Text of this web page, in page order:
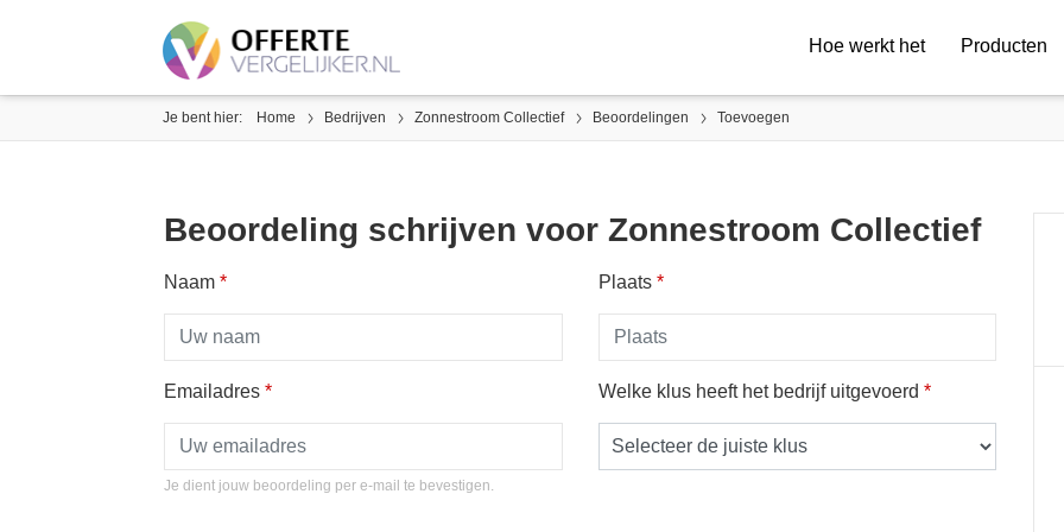
Hoe werkt het Producten
Je bent hier: Home Bedrijven Zonnestroom Collectief Beoordelingen Toevoegen
Beoordeling schrijven voor Zonnestroom Collectief
Naam * Plaats *
Emailadres *
Je dient jouw beoordeling per e-mail te bevestigen.
Welke klus heeft het bedrijf uitgevoerd *